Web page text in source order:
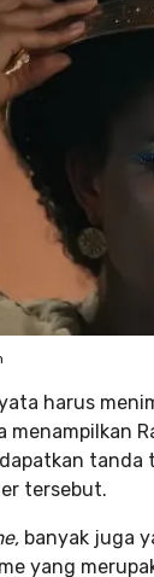
harus
menampilkan
tanda
tersebut.
banyak juga
yang